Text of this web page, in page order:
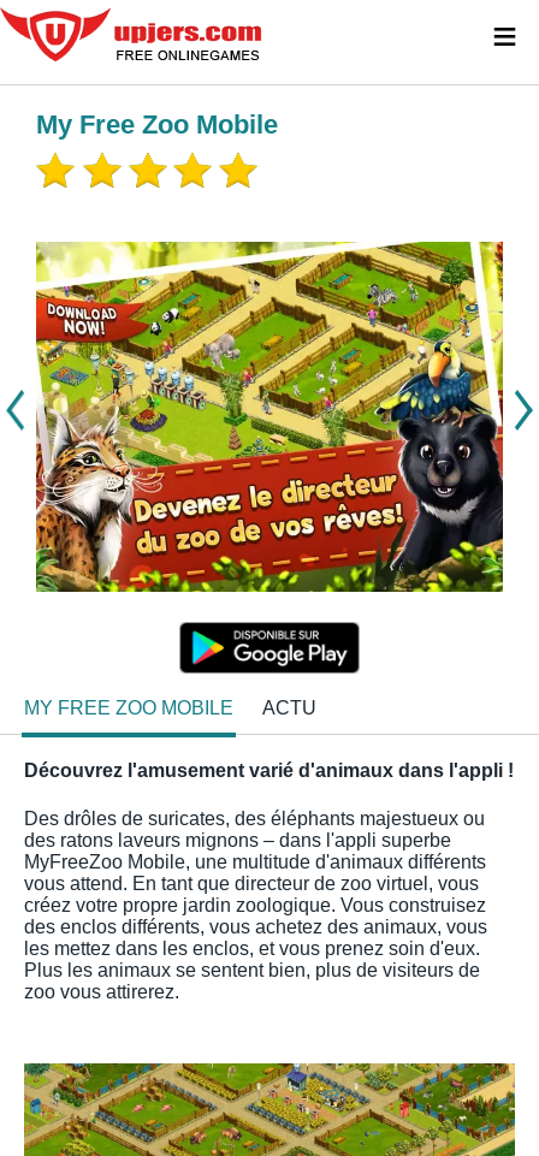
My Free Zoo Mobile
MY FREE ZOO MOBILE ACTU
Découvrez l'amusement varié d'animaux dans l'appli !
Des drôles de suricates, des éléphants majestueux ou
des ratons laveurs mignons – dans l'appli superbe
MyFreeZoo Mobile, une multitude d'animaux différents
vous attend. En tant que directeur de zoo virtuel, vous
créez votre propre jardin zoologique. Vous construisez
des enclos différents, vous achetez des animaux, vous
les mettez dans les enclos, et vous prenez soin d'eux.
Plus les animaux se sentent bien, plus de visiteurs de
zoo vous attirerez.
≡